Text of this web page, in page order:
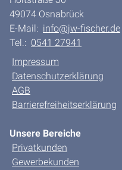
49074 Osnabrück
E-Mail: info@jw-fischer.de
Tel.: 0541 27941
Impressum
Datenschutzerklärung
AGB
Barrierefreiheitserklärung
Unsere Bereiche
Privatkunden
Gewerbekunden